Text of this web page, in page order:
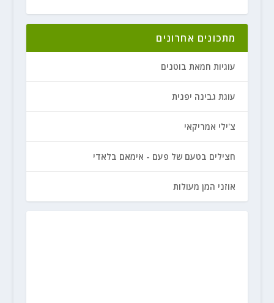
מתכונים אחרונים
עוגיות חמאת בוטנים
עוגת גבינה יפנית
צ'ילי אמריקאי
חצילים בטעם של פעם - אימאם בלאדי
אוזני המן מעולות